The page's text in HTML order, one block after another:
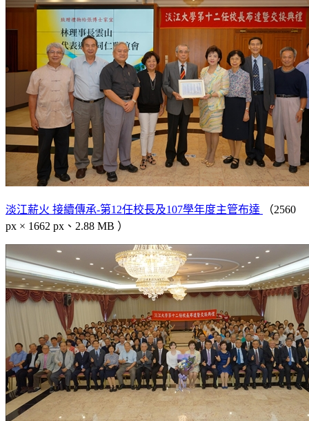
淡江薪火 接續傳承-第12任校長及107學年度主管布達
（2560
px × 1662 px、2.88 MB ）